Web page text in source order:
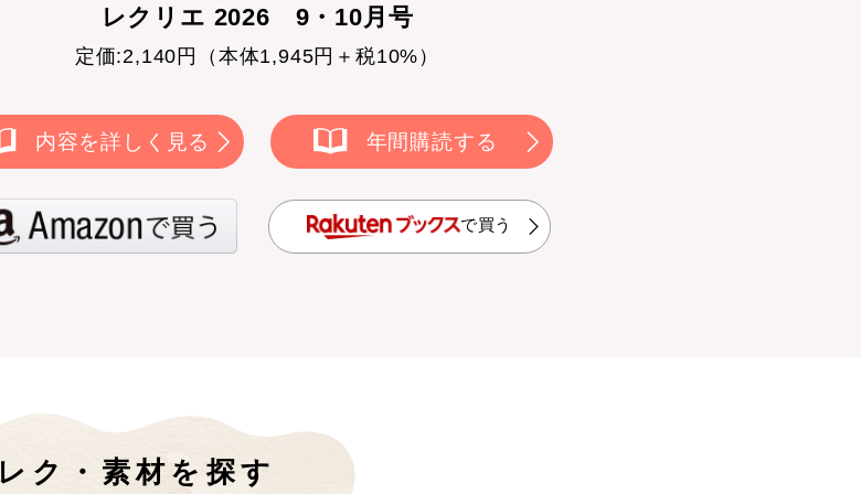
レクリエ 2026 9・10月号
定価:2,140円（本体1,945円＋税10%）
内容を詳しく見る 年間購読する
で買う
レク・素材を探す